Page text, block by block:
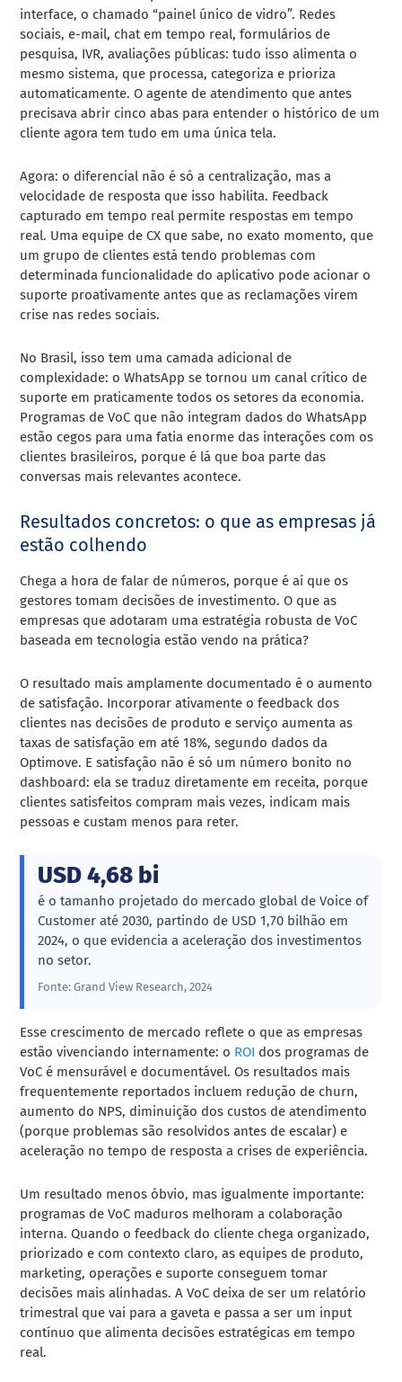
interface, o chamado “painel único de vidro”. Redes
sociais, e-mail, chat em tempo real, formulários de
pesquisa, IVR, avaliações públicas: tudo isso alimenta o
mesmo sistema, que processa, categoriza e prioriza
automaticamente. O agente de atendimento que antes
precisava abrir cinco abas para entender o histórico de um
cliente agora tem tudo em uma única tela.
Agora: o diferencial não é só a centralização, mas a
velocidade de resposta que isso habilita. Feedback
capturado em tempo real permite respostas em tempo
real. Uma equipe de CX que sabe, no exato momento, que
um grupo de clientes está tendo problemas com
determinada funcionalidade do aplicativo pode acionar o
suporte proativamente antes que as reclamações virem
crise nas redes sociais.
No Brasil, isso tem uma camada adicional de
complexidade: o WhatsApp se tornou um canal crítico de
suporte em praticamente todos os setores da economia.
Programas de VoC que não integram dados do WhatsApp
estão cegos para uma fatia enorme das interações com os
clientes brasileiros, porque é lá que boa parte das
conversas mais relevantes acontece.
Resultados concretos: o que as empresas já
estão colhendo
Chega a hora de falar de números, porque é aí que os
gestores tomam decisões de investimento. O que as
empresas que adotaram uma estratégia robusta de VoC
baseada em tecnologia estão vendo na prática?
O resultado mais amplamente documentado é o aumento
de satisfação. Incorporar ativamente o feedback dos
clientes nas decisões de produto e serviço aumenta as
taxas de satisfação em até 18%, segundo dados da
Optimove. E satisfação não é só um número bonito no
dashboard: ela se traduz diretamente em receita, porque
clientes satisfeitos compram mais vezes, indicam mais
pessoas e custam menos para reter.
USD 4,68 bi
é o tamanho projetado do mercado global de Voice of
Customer até 2030, partindo de USD 1,70 bilhão em
2024, o que evidencia a aceleração dos investimentos
no setor.
Fonte: Grand View Research, 2024
Esse crescimento de mercado reflete o que as empresas
estão vivenciando internamente: o ROI dos programas de
VoC é mensurável e documentável. Os resultados mais
frequentemente reportados incluem redução de churn,
aumento do NPS, diminuição dos custos de atendimento
(porque problemas são resolvidos antes de escalar) e
aceleração no tempo de resposta a crises de experiência.
Um resultado menos óbvio, mas igualmente importante:
programas de VoC maduros melhoram a colaboração
interna. Quando o feedback do cliente chega organizado,
priorizado e com contexto claro, as equipes de produto,
marketing, operações e suporte conseguem tomar
decisões mais alinhadas. A VoC deixa de ser um relatório
trimestral que vai para a gaveta e passa a ser um input
contínuo que alimenta decisões estratégicas em tempo
real.